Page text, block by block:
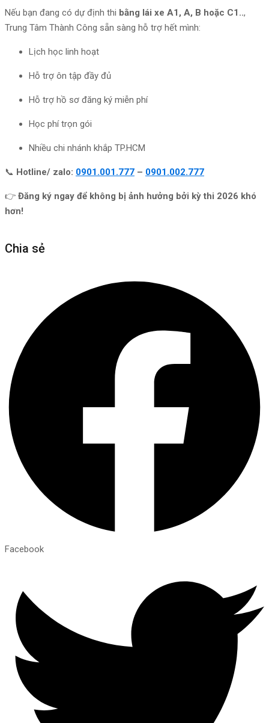
Nếu bạn đang có dự định thi bằng lái xe A1, A, B hoặc C1..,
Trung Tâm Thành Công sẵn sàng hỗ trợ hết mình:
Lịch học linh hoạt
Hỗ trợ ôn tập đầy đủ
Hỗ trợ hồ sơ đăng ký miễn phí
Học phí trọn gói
Nhiều chi nhánh khắp TP.HCM
📞 Hotline/ zalo: 0901.001.777 – 0901.002.777
👉 Đăng ký ngay để không bị ảnh hưởng bởi kỳ thi 2026 khó
hơn!
Chia sẻ
Facebook